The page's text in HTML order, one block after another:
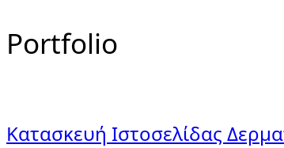
Portfolio
Κατασκευή Ιστοσελίδας